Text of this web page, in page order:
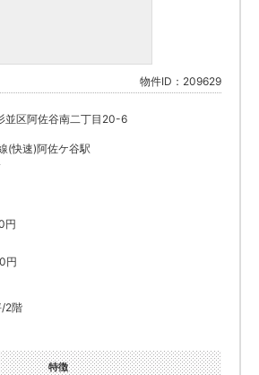
物件ID：209629
並区阿佐谷南二丁目20-6
(快速)阿佐ケ谷駅
円
円
2階
特徴